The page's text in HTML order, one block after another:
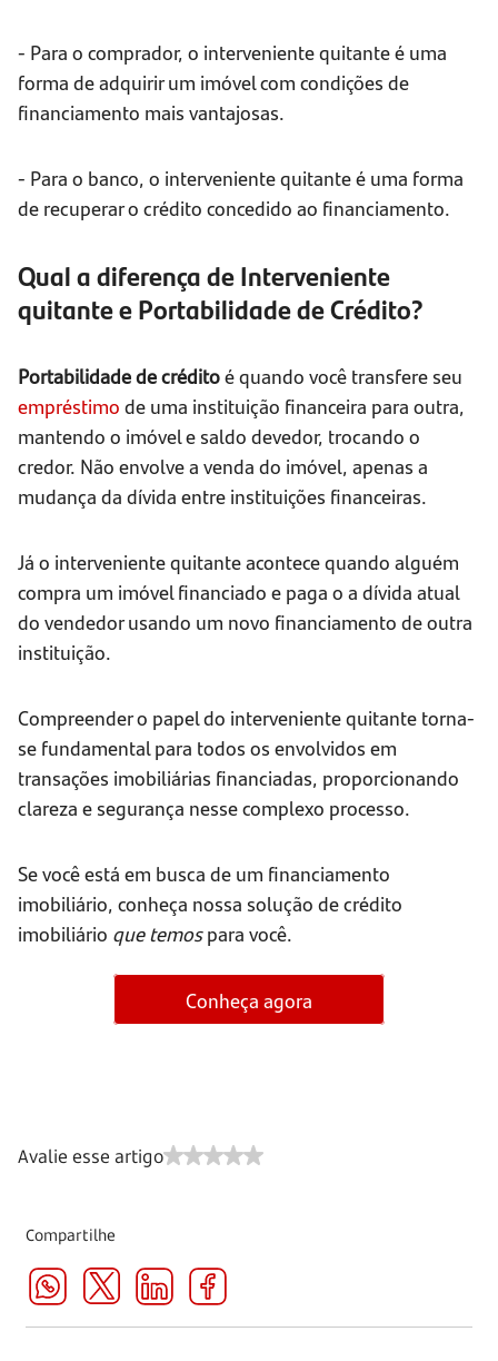
- Para o comprador, o interveniente quitante é uma
forma de adquirir um imóvel com condições de
financiamento mais vantajosas.
- Para o banco, o interveniente quitante é uma forma
de recuperar o crédito concedido ao financiamento.
Qual a diferença de Interveniente
quitante e Portabilidade de Crédito?
Portabilidade de créditoé quando você transfere seu
empréstimo de uma instituição financeira para outra,
mantendo o imóvel e saldo devedor, trocando o
credor. Não envolve a venda do imóvel, apenas a
mudança da dívida entre instituições financeiras.
Já o interveniente quitante acontece quando alguém
compra um imóvel financiado e paga o a dívida atual
do vendedor usando um novo financiamento de outra
instituição.
Compreender o papel do interveniente quitante torna-
se fundamental para todos os envolvidos em
transações imobiliárias financiadas, proporcionando
clareza e segurança nesse complexo processo.
Se você está em busca de um financiamento
imobiliário, conheça nossa solução de crédito
imobiliário que temospara você.
Conheça agora
Avalie esse artigo
Compartilhe